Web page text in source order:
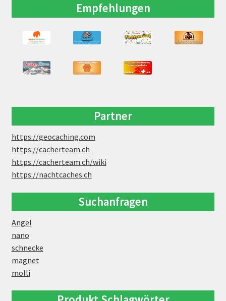
Empfehlungen
Partner
https://geocaching.com
https://cacherteam.ch
https://cacherteam.ch/wiki
https://nachtcaches.ch
Suchanfragen
Angel
nano
schnecke
magnet
molli